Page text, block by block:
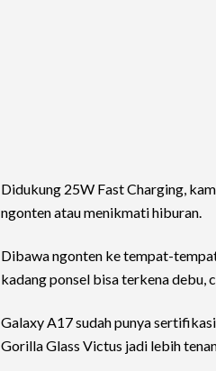
Didukung 25W Fast Charging,
ngonten atau menikmati hiburan.
Dibawa ngonten ke tempat-
kadang ponsel bisa terkena debu,
Galaxy A17 sudah punya
Gorilla Glass Victus jadi lebih